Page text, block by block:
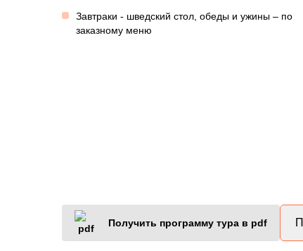
Завтраки - шведский стол, обеды и ужины – по
заказному меню
Получить программу тура в pdf